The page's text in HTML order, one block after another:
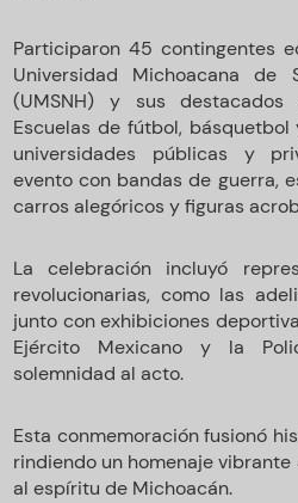
Participaron 45 contingentes
Universidad Michoacana de
(UMSNH) y sus destacados
Escuelas de fútbol,
universidades públicas y
evento con bandas de guerra,
carros alegóricos y figuras
La celebración incluyó
revolucionarias, como las
junto con exhibiciones
Ejército Mexicano y la
solemnidad al acto.
Esta conmemoración fusionó
rindiendo un homenaje
al espíritu de Michoacán.